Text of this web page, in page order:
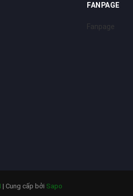
FANPAGE
Fanpage
| Cung cấp bởi Sapo